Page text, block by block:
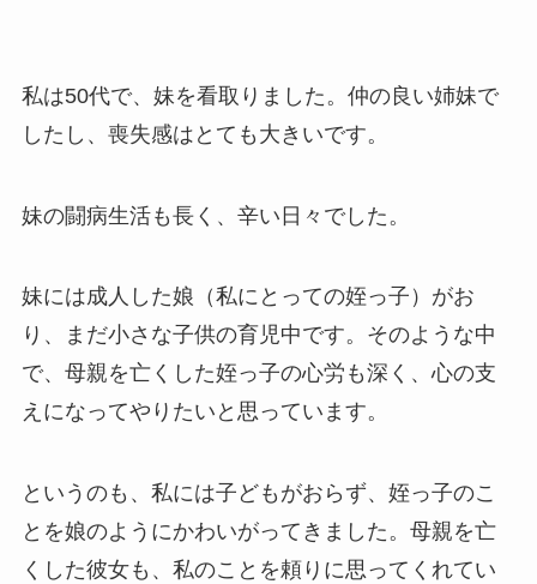
私は50代で、妹を看取りました。仲の良い姉妹で
したし、喪失感はとても大きいです。
妹の闘病生活も長く、辛い日々でした。
妹には成人した娘（私にとっての姪っ子）がお
り、まだ小さな子供の育児中です。そのような中
で、母親を亡くした姪っ子の心労も深く、心の支
えになってやりたいと思っています。
というのも、私には子どもがおらず、姪っ子のこ
とを娘のようにかわいがってきました。母親を亡
くした彼女も、私のことを頼りに思ってくれてい